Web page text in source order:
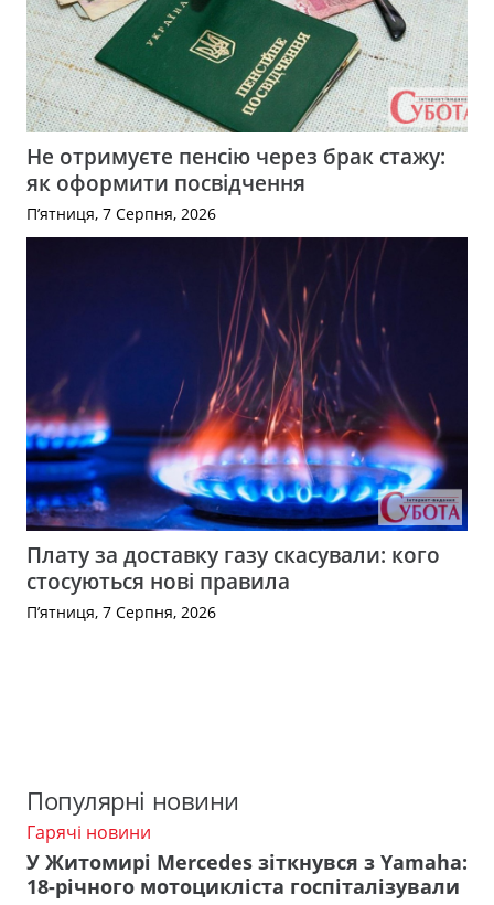
Не отримуєте пенсію через брак стажу:
як оформити посвідчення
П’ятниця, 7 Серпня, 2026
Плату за доставку газу скасували: кого
стосуються нові правила
П’ятниця, 7 Серпня, 2026
Популярні новини
Гарячі новини
У Житомирі Mercedes зіткнувся з Yamaha:
18-річного мотоцикліста госпіталізували